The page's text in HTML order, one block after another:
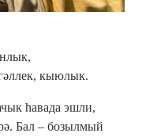
кыюлык.
һавада эшли,
Бал – бозылмый